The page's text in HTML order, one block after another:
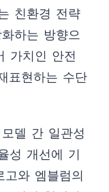
친환경 전략
하는 방향으
가치인 안전
표현하는 수단
델 간 일관성
성 개선에 기
고와 엠블럼의